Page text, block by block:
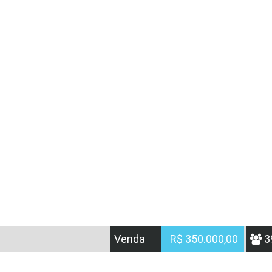
Venda R$ 350.000,00